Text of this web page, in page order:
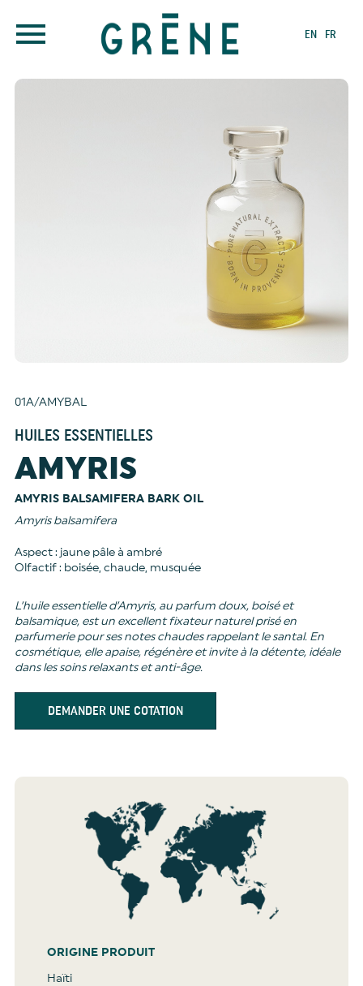
EN FR
01A/AMYBAL
HUILES ESSENTIELLES
AMYRIS
AMYRIS BALSAMIFERA BARK OIL
Amyris balsamifera
Aspect : jaune pâle à ambré
Olfactif : boisée, chaude, musquée
L’huile essentielle d’Amyris, au parfum doux, boisé et
balsamique, est un excellent fixateur naturel prisé en
parfumerie pour ses notes chaudes rappelant le santal. En
cosmétique, elle apaise, régénère et invite à la détente, idéale
dans les soins relaxants et anti-âge.
DEMANDER UNE COTATION
ORIGINE PRODUIT
Haïti